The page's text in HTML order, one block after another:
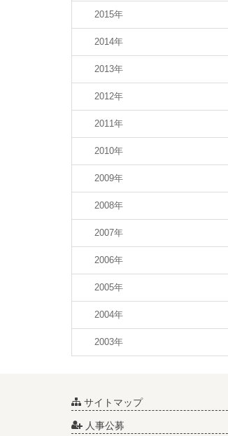
2015年
2014年
2013年
2012年
2011年
2010年
2009年
2008年
2007年
2006年
2005年
2004年
2003年
サイトマップ
人事公募